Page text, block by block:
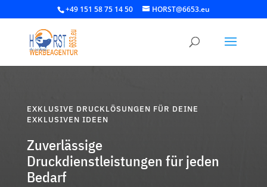
+49 151 58 75 14 50 HORST@6653.eu
EXKLUSIVE DRUCKLÖSUNGEN FÜR DEINE
EXKLUSIVEN IDEEN
Zuverlässige
Druckdienstleistungen für jeden
Bedarf